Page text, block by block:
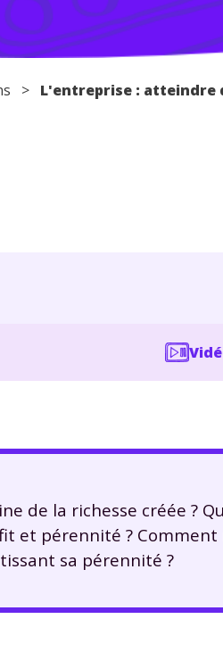
> L'entreprise : atteindre
de la richesse créée ?
et pérennité ?
sa pérennité ?